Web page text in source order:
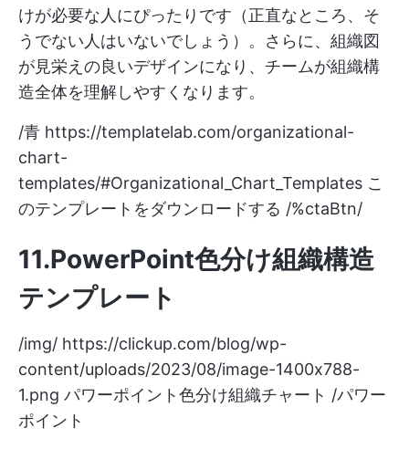
けが必要な人にぴったりです（正直なところ、そ
うでない人はいないでしょう）。さらに、組織図
が見栄えの良いデザインになり、チームが組織構
造全体を理解しやすくなります。
/青 https://templatelab.com/organizational-
chart-
templates/#Organizational_Chart_Templates こ
のテンプレートをダウンロードする /%ctaBtn/
11.PowerPoint色分け組織構造
テンプレート
/img/ https://clickup.com/blog/wp-
content/uploads/2023/08/image-1400x788-
1.png パワーポイント色分け組織チャート /パワー
ポイント